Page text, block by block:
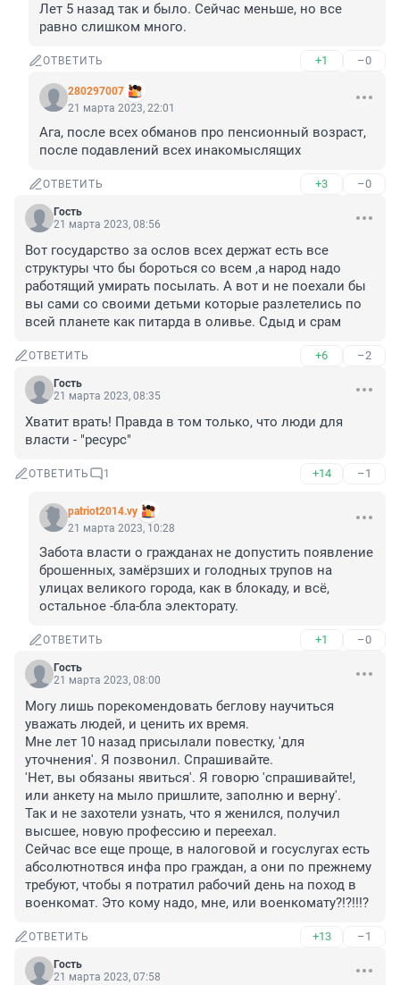
Лет 5 назад так и было. Сейчас меньше, но все
равно слишком много.
ОТВЕТИТЬ +1 –0
280297007
21 марта 2023, 22:01
Ага, после всех обманов про пенсионный возраст,
после подавлений всех инакомыслящих
ОТВЕТИТЬ +3 –0
Гость
21 марта 2023, 08:56
Вот государство за ослов всех держат есть все
структуры что бы бороться со всем ,а народ надо
работящий умирать посылать. А вот и не поехали бы
вы сами со своими детьми которые разлетелись по
всей планете как питарда в оливье. Сдыд и срам
ОТВЕТИТЬ +6 –2
Гость
21 марта 2023, 08:35
Хватит врать! Правда в том только, что люди для
власти - "ресурс"
ОТВЕТИТЬ 1 +14 –1
patriot2014.vy
21 марта 2023, 10:28
Забота власти о гражданах не допустить появление
брошенных, замёрзших и голодных трупов на
улицах великого города, как в блокаду, и всё,
остальное -бла-бла электорату.
ОТВЕТИТЬ +1 –0
Гость
21 марта 2023, 08:00
Могу лишь порекомендовать беглову научиться
уважать людей, и ценить их время.
Мне лет 10 назад присылали повестку, 'для
уточнения'. Я позвонил. Спрашивайте.
'Нет, вы обязаны явиться'. Я говорю 'спрашивайте!,
или анкету на мыло пришлите, заполню и верну'.
Так и не захотели узнать, что я женился, получил
высшее, новую профессию и переехал.
Сейчас все еще проще, в налоговой и госуслугах есть
абсолютнотвся инфа про граждан, а они по прежнему
требуют, чтобы я потратил рабочий день на поход в
военкомат. Это кому надо, мне, или военкомату?!?!!!?
ОТВЕТИТЬ +13 –1
Гость
21 марта 2023, 07:58